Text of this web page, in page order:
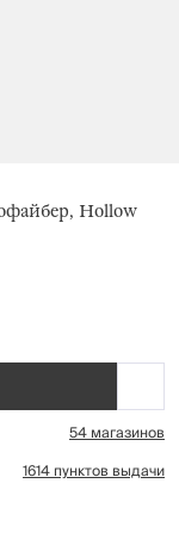
Hollow
54 магазинов
1614 пунктов выдачи